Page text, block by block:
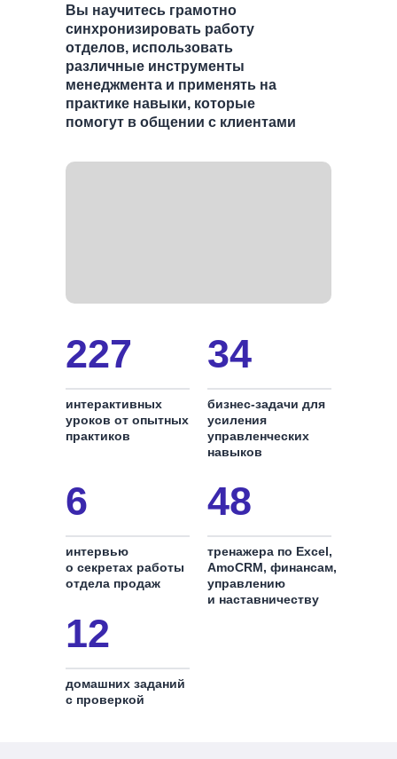
Вы научитесь грамотно
синхронизировать работу
отделов, использовать
различные инструменты
менеджмента и применять на
практике навыки, которые
помогут в общении с клиентами
227
интерактивных
уроков от опытных
практиков
34
бизнес-задачи для
усиления
управленческих
навыков
6
интервью
о секретах работы
отдела продаж
48
тренажера по Excel,
AmoCRM, финансам,
управлению
и наставничеству
12
домашних заданий
с проверкой